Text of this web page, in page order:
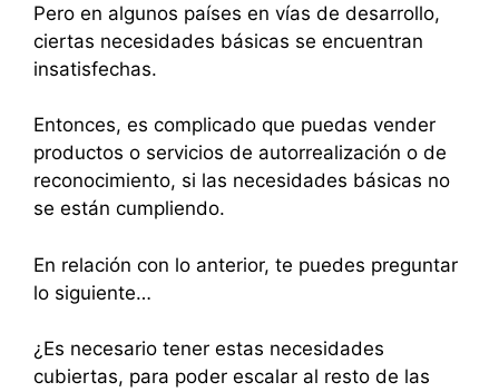
Pero en algunos países en vías de desarrollo,
ciertas necesidades básicas se encuentran
insatisfechas.
Entonces, es complicado que puedas vender
productos o servicios de autorrealización o de
reconocimiento, si las necesidades básicas no
se están cumpliendo.
En relación con lo anterior, te puedes preguntar
lo siguiente…
¿Es necesario tener estas necesidades
cubiertas, para poder escalar al resto de las